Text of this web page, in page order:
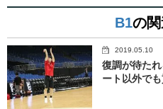
B1の
2019.05.10
復調が待た
ート以外でも